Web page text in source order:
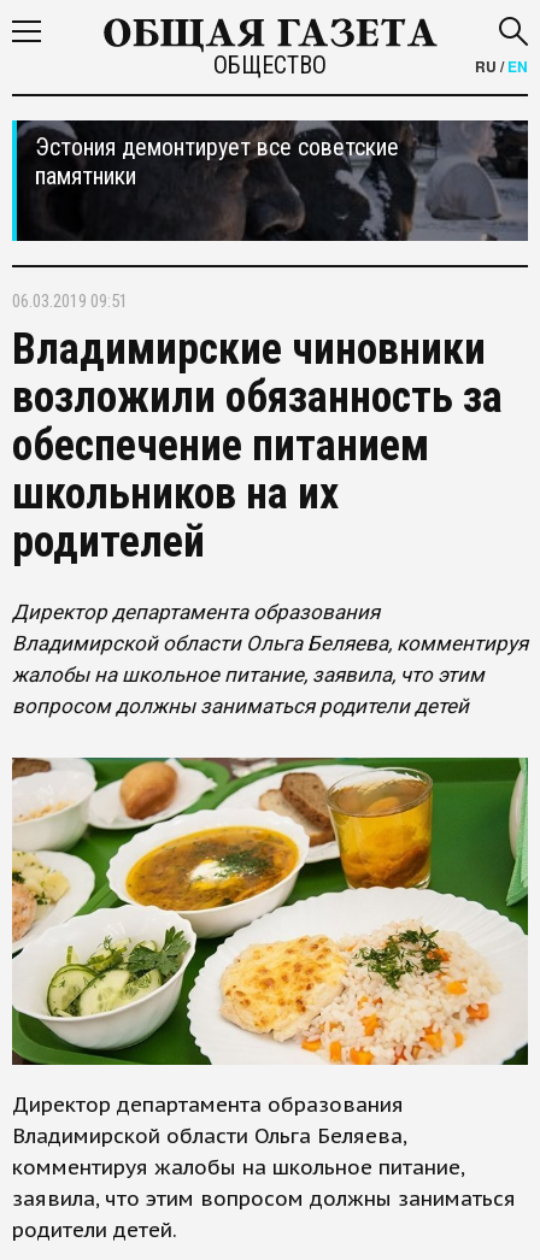
ОБЩЕСТВО RU /EN
Эстония демонтирует все советские
памятники
06.03.2019 09:51
Владимирские чиновники
возложили обязанность за
обеспечение питанием
школьников на их
родителей
Директор департамента образования
Владимирской области Ольга Беляева, комментируя
жалобы на школьное питание, заявила, что этим
вопросом должны заниматься родители детей
Директор департамента образования
Владимирской области Ольга Беляева,
комментируя жалобы на школьное питание,
заявила, что этим вопросом должны заниматься
родители детей.